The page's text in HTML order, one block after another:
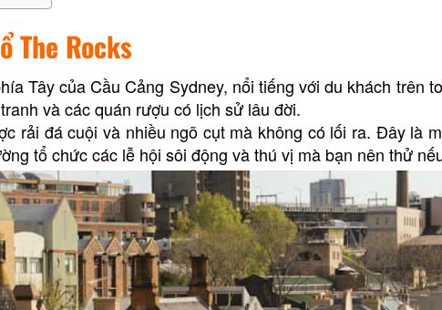
The Rocks
Tây của Cầu Cảng Sydney, nổi tiếng với du khách trên
và các quán rượu có lịch sử lâu đời.
rải đá cuội và nhiều ngõ cụt mà không có lối ra. Đây là
tổ chức các lễ hội sôi động và thú vị mà bạn nên thử